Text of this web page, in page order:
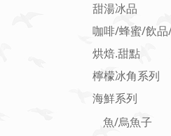
甜湯冰品
咖啡/蜂蜜/飲品
烘焙.甜點
檸檬冰角系列
海鮮系列
魚/烏魚子